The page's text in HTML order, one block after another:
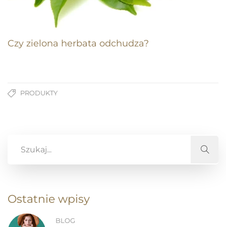
Czy zielona herbata odchudza?
PRODUKTY
Ostatnie wpisy
BLOG